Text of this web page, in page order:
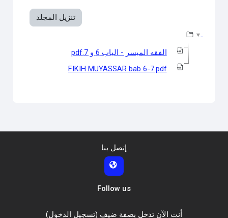
تنزيل المجلد
الفقه الميسر - الباب 6 و 7.pdf
FIKIH MUYASSAR bab 6-7.pdf
إتصل بنا
Follow us
أنت الآن تدخل بصفة ضيف (تسجيل الدخول)